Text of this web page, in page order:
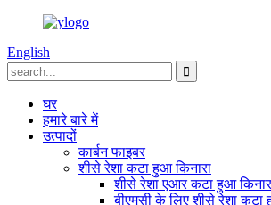
English
घर
हमारे बारे में
उत्पादों
कार्बन फाइबर
शीसे रेशा कटा हुआ किनारा
शीसे रेशा एआर कटा हुआ
बीएमसी के लिए शीसे रेशा कटा